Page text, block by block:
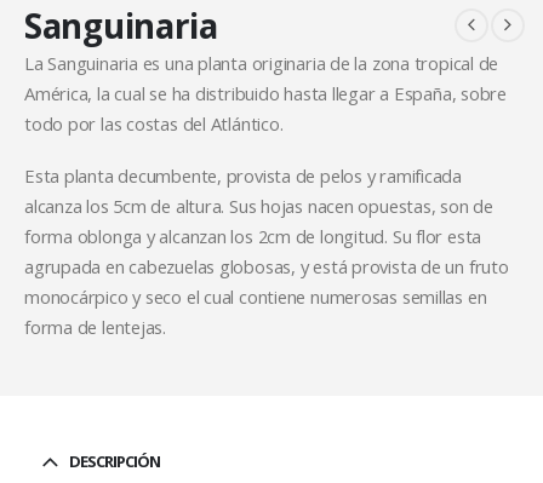
Sanguinaria
La Sanguinaria es una planta originaria de la zona tropical de
América, la cual se ha distribuido hasta llegar a España, sobre
todo por las costas del Atlántico.
Esta planta decumbente, provista de pelos y ramificada
alcanza los 5cm de altura. Sus hojas nacen opuestas, son de
forma oblonga y alcanzan los 2cm de longitud. Su flor esta
agrupada en cabezuelas globosas, y está provista de un fruto
monocárpico y seco el cual contiene numerosas semillas en
forma de lentejas.
DESCRIPCIÓN